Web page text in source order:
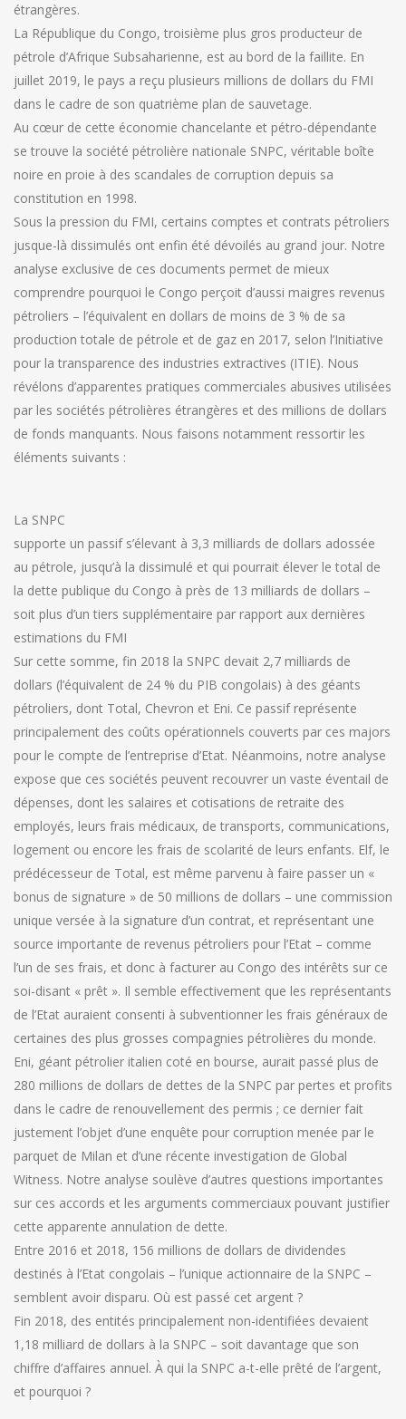
étrangères.
La République du Congo, troisième plus gros producteur de
pétrole d’Afrique Subsaharienne, est au bord de la faillite. En
juillet 2019, le pays a reçu plusieurs millions de dollars du FMI
dans le cadre de son quatrième plan de sauvetage.
Au cœur de cette économie chancelante et pétro-dépendante
se trouve la société pétrolière nationale SNPC, véritable boîte
noire en proie à des scandales de corruption depuis sa
constitution en 1998.
Sous la pression du FMI, certains comptes et contrats pétroliers
jusque-là dissimulés ont enfin été dévoilés au grand jour. Notre
analyse exclusive de ces documents permet de mieux
comprendre pourquoi le Congo perçoit d’aussi maigres revenus
pétroliers – l’équivalent en dollars de moins de 3 % de sa
production totale de pétrole et de gaz en 2017, selon l’Initiative
pour la transparence des industries extractives (ITIE). Nous
révélons d’apparentes pratiques commerciales abusives utilisées
par les sociétés pétrolières étrangères et des millions de dollars
de fonds manquants. Nous faisons notamment ressortir les
éléments suivants :
La SNPC
supporte un passif s’élevant à 3,3 milliards de dollars adossée
au pétrole, jusqu’à la dissimulé et qui pourrait élever le total de
la dette publique du Congo à près de 13 milliards de dollars –
soit plus d’un tiers supplémentaire par rapport aux dernières
estimations du FMI
Sur cette somme, fin 2018 la SNPC devait 2,7 milliards de
dollars (l’équivalent de 24 % du PIB congolais) à des géants
pétroliers, dont Total, Chevron et Eni. Ce passif représente
principalement des coûts opérationnels couverts par ces majors
pour le compte de l’entreprise d’Etat. Néanmoins, notre analyse
expose que ces sociétés peuvent recouvrer un vaste éventail de
dépenses, dont les salaires et cotisations de retraite des
employés, leurs frais médicaux, de transports, communications,
logement ou encore les frais de scolarité de leurs enfants. Elf, le
prédécesseur de Total, est même parvenu à faire passer un «
bonus de signature » de 50 millions de dollars – une commission
unique versée à la signature d’un contrat, et représentant une
source importante de revenus pétroliers pour l’Etat – comme
l’un de ses frais, et donc à facturer au Congo des intérêts sur ce
soi-disant « prêt ». Il semble effectivement que les représentants
de l’Etat auraient consenti à subventionner les frais généraux de
certaines des plus grosses compagnies pétrolières du monde.
Eni, géant pétrolier italien coté en bourse, aurait passé plus de
280 millions de dollars de dettes de la SNPC par pertes et profits
dans le cadre de renouvellement des permis ; ce dernier fait
justement l’objet d’une enquête pour corruption menée par le
parquet de Milan et d’une récente investigation de Global
Witness. Notre analyse soulève d’autres questions importantes
sur ces accords et les arguments commerciaux pouvant justifier
cette apparente annulation de dette.
Entre 2016 et 2018, 156 millions de dollars de dividendes
destinés à l’Etat congolais – l’unique actionnaire de la SNPC –
semblent avoir disparu. Où est passé cet argent ?
Fin 2018, des entités principalement non-identifiées devaient
1,18 milliard de dollars à la SNPC – soit davantage que son
chiffre d’affaires annuel. À qui la SNPC a-t-elle prêté de l’argent,
et pourquoi ?